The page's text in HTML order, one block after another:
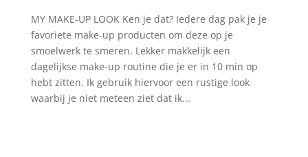
MY MAKE-UP LOOK Ken je dat? Iedere dag pak je je
favoriete make-up producten om deze op je
smoelwerk te smeren. Lekker makkelijk een
dagelijkse make-up routine die je er in 10 min op
hebt zitten. Ik gebruik hiervoor een rustige look
waarbij je niet meteen ziet dat ik...